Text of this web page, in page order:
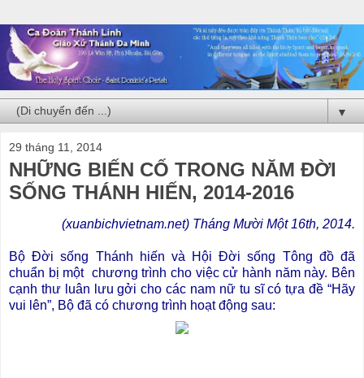
▼
29 tháng 11, 2014
NHỮNG BIẾN CỐ TRONG NĂM ĐỜI
SỐNG THÁNH HIẾN, 2014-2016
(xuanbichvietnam.net) Tháng Mười Một 16th, 2014.
Bộ Đời sống Thánh hiến và Hội Đời sống Tông đồ đã
chuẩn bị một chương trình cho việc cử hành năm này. Bên
cạnh thư luân lưu gởi cho các nam nữ tu sĩ có tựa đề “Hãy
vui lên”, Bộ đã có chương trình hoạt động sau: